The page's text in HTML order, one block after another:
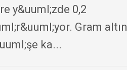
y&uuml;zde 0,2
Gram
ka...